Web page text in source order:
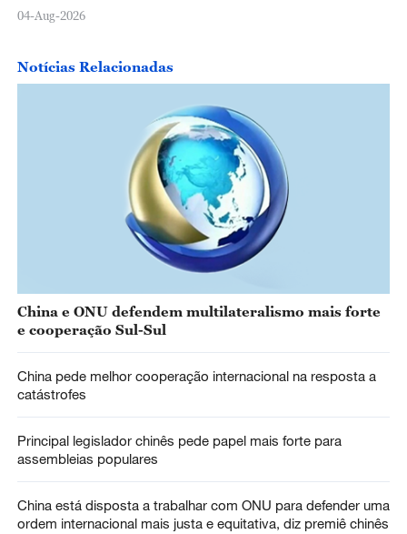
04-Aug-2026
Notícias Relacionadas
China e ONU defendem multilateralismo mais forte
e cooperação Sul-Sul
China pede melhor cooperação internacional na resposta a
catástrofes
Principal legislador chinês pede papel mais forte para
assembleias populares
China está disposta a trabalhar com ONU para defender uma
ordem internacional mais justa e equitativa, diz premiê chinês